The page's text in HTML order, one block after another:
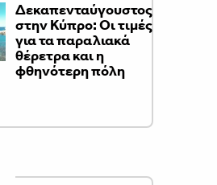
Δεκαπενταύγουστος
στην Κύπρο: Οι τιμές
για τα παραλιακά
θέρετρα και η
φθηνότερη πόλη